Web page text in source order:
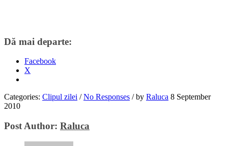
Dă mai departe:
Facebook
X
Categories: Clipul zilei / No Responses /by Raluca 8 September
2010
Post Author: Raluca